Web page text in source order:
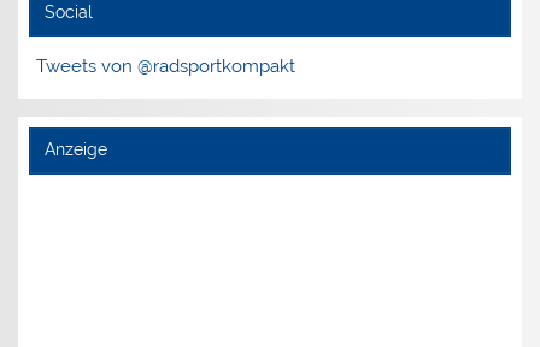
Social
Tweets von @radsportkompakt
Anzeige